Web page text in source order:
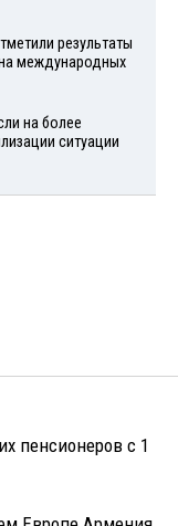
результаты
международных
на более
ситуации
пенсионеров с 1